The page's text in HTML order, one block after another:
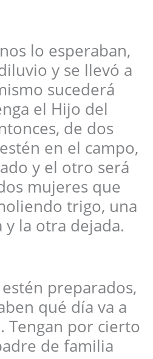
lo esperaban,
y se llevó a
sucederá
el Hijo del
de dos
en el campo,
y el otro será
mujeres que
trigo, una
y la otra dejada.
preparados,
qué día va a
Tengan por cierto
de familia